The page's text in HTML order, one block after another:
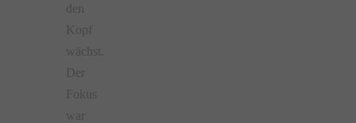
den
Kopf
wächst.
Der
Fokus
war